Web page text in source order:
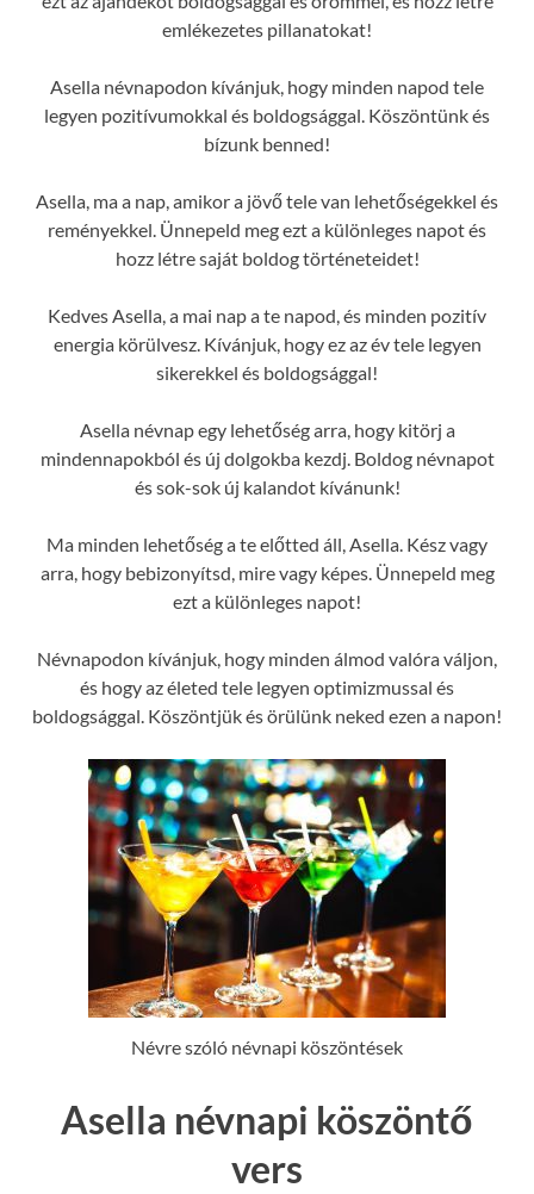
emlékezetes pillanatokat!
Asella névnapodon kívánjuk, hogy minden napod tele
legyen pozitívumokkal és boldogsággal. Köszöntünk és
bízunk benned!
Asella, ma a nap, amikor a jövő tele van lehetőségekkel és
reményekkel. Ünnepeld meg ezt a különleges napot és
hozz létre saját boldog történeteidet!
Kedves Asella, a mai nap a te napod, és minden pozitív
energia körülvesz. Kívánjuk, hogy ez az év tele legyen
sikerekkel és boldogsággal!
Asella névnap egy lehetőség arra, hogy kitörj a
mindennapokból és új dolgokba kezdj. Boldog névnapot
és sok-sok új kalandot kívánunk!
Ma minden lehetőség a te előtted áll, Asella. Kész vagy
arra, hogy bebizonyítsd, mire vagy képes. Ünnepeld meg
ezt a különleges napot!
Névnapodon kívánjuk, hogy minden álmod valóra váljon,
és hogy az életed tele legyen optimizmussal és
boldogsággal. Köszöntjük és örülünk neked ezen a napon!
Névre szóló névnapi köszöntések
Asella névnapi köszöntő
vers